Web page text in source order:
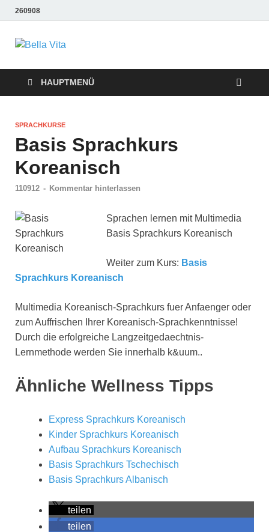
260908
Bella Vita
Wellness Fitness
Tipps
HAUPTMENÜ
SPRACHKURSE
Basis Sprachkurs
Koreanisch
110912 - Kommentar hinterlassen
Sprachen lernen mit Multimedia
Basis Sprachkurs Koreanisch
Weiter zum Kurs: Basis
Sprachkurs Koreanisch
Multimedia Koreanisch-Sprachkurs fuer Anfaenger oder
zum Auffrischen Ihrer Koreanisch-Sprachkenntnisse!
Durch die erfolgreiche Langzeitgedaechtnis-
Lernmethode werden Sie innerhalb k&uum..
Ähnliche Wellness Tipps
Express Sprachkurs Koreanisch
Kinder Sprachkurs Koreanisch
Aufbau Sprachkurs Koreanisch
Basis Sprachkurs Tschechisch
Basis Sprachkurs Albanisch
teilen
teilen